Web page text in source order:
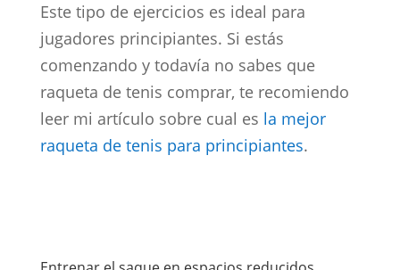
Este tipo de ejercicios es ideal para
jugadores principiantes. Si estás
comenzando y todavía no sabes que
raqueta de tenis comprar, te recomiendo
leer mi artículo sobre cual es la mejor
raqueta de tenis para principiantes.